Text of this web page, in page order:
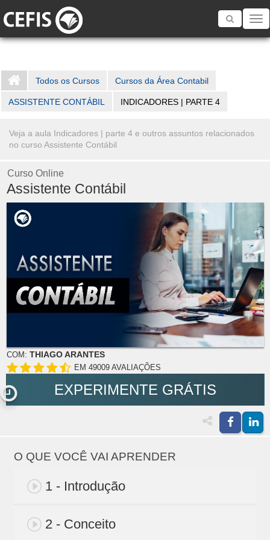
Toggle
Todos os Cursos Cursos da Área Contabil
ASSISTENTE CONTÁBIL INDICADORES | PARTE 4
Veja a aula Indicadores | parte 4 e outros assuntos relacionados
no curso Assistente Contábil
Curso Online
Assistente Contábil
COM: THIAGO ARANTES
EM 49009 AVALIAÇÕES
EXPERIMENTE GRÁTIS
O QUE VOCÊ VAI APRENDER
1 - Introdução
2 - Conceito